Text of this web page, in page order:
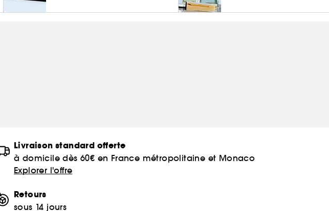
Livraison standard offerte
à domicile dès 60€ en France métropolitaine et Monaco
Explorer l'offre
Retours
sous 14 jours